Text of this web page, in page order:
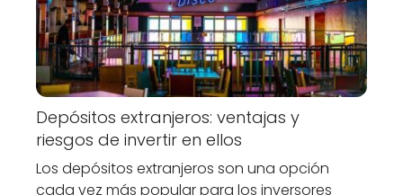
Depósitos extranjeros: ventajas y
riesgos de invertir en ellos
Los depósitos extranjeros son una opción
cada vez más popular para los inversores